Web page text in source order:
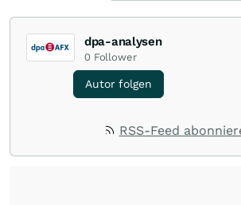
dpa-analysen
0 Follower
Autor folgen
RSS-Feed